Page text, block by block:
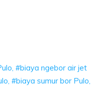
#biaya ngebor air jet
#biaya sumur bor Pulo,